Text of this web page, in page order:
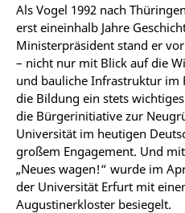
Als Vogel 1992 nach
erst eineinhalb Jahre
Ministerpräsident stand er
– nicht nur mit Blick auf die
und bauliche Infrastruktur im
die Bildung ein stets
die Bürgerinitiative zur
Universität im heutigen
großem Engagement. Und
„Neues wagen!“ wurde im
der Universität Erfurt mit
Augustinerkloster besiegelt.